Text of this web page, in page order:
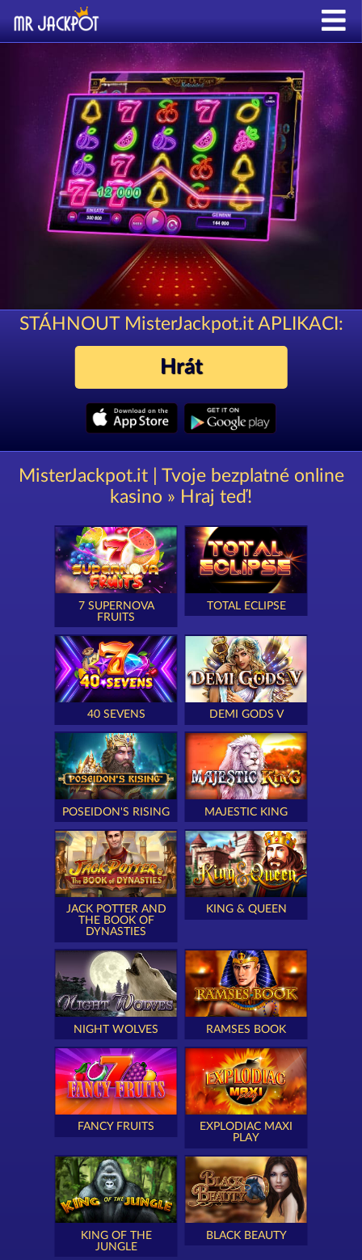
STÁHNOUT MisterJackpot.it APLIKACI:
Hrát
MisterJackpot.it | Tvoje bezplatné online
kasino » Hraj teď!
7 SUPERNOVA
FRUITS
TOTAL ECLIPSE
40 SEVENS DEMI GODS V
POSEIDON'S RISING MAJESTIC KING
JACK POTTER AND
THE BOOK OF
DYNASTIES
KING & QUEEN
NIGHT WOLVES RAMSES BOOK
FANCY FRUITS
EXPLODIAC MAXI
PLAY
KING OF THE
JUNGLE
BLACK BEAUTY